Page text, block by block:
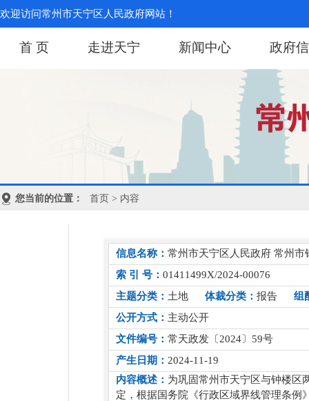
欢迎访问常州市天宁区人民政府网站！
首 页 走进天宁 新闻中心 政府
您当前的位置： 首页 > 内容
信息名称： 常州市天宁区人民政府 常州
索 引 号： 01411499X/2024-00076
主题分类： 土地 体裁分类： 报告
组
公开方式： 主动公开
文件编号： 常天政发〔2024〕59号
产生日期： 2024-11-19
内容概述： 为巩固常州市天宁区与钟楼区
定，根据国务院《行政区域界线管理条例